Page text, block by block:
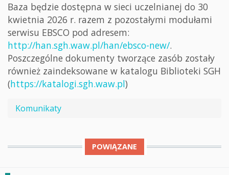
Baza będzie dostępna w sieci uczelnianej do 30
kwietnia 2026 r. razem z pozostałymi modułami
serwisu EBSCO pod adresem:
http://han.sgh.waw.pl/han/ebsco-new/.
Poszczególne dokumenty tworzące zasób zostały
również zaindeksowane w katalogu Biblioteki SGH
(https://katalogi.sgh.waw.pl)
Komunikaty
POWIĄZANE